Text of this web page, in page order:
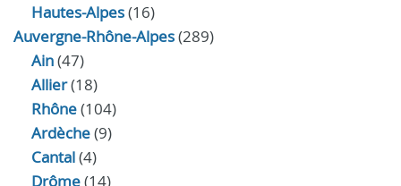
Hautes-Alpes(16)
Auvergne-Rhône-Alpes(289)
Ain(47)
Allier(18)
Rhône(104)
Ardèche(9)
Cantal(4)
Drôme(14)